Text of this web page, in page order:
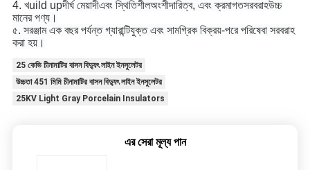
4. খuild upদীর্ঘ মেয়াদীএবং স্থিতিশীলঅংশীদারিত্ব, এবং ক্রমাগতসরবরাহউচ্চ
মানের পণ্য।
৫. সরঞ্জাম এক বছর পর্যন্ত গ্যারান্টিযুক্ত এবং সামগ্রিক বিক্রয়-পরে পরিষেবা সরবরাহ
করা হয়।
25 কেভি চীনামাটির বাসন বিদ্যুৎ লাইন ইনসুলেটর
উচ্চতা 451 মিমি চীনামাটির বাসন বিদ্যুৎ লাইন ইনসুলেটর
25KV Light Gray Porcelain Insulators
এর সেরা মূল্য পান